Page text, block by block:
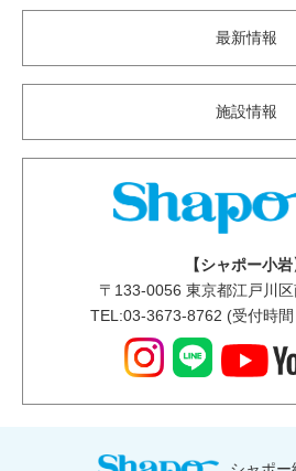
最新情報
施設情報
【シャポー小岩
〒 133-0056 東京都江戸川
TEL:03-3673-8762 (受付時